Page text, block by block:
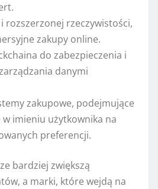
rozszerzonej rzeczywistości,
zakupy online.
do zabezpieczenia i
danymi
zakupowe, podejmujące
w imieniu użytkownika na
preferencji.
bardziej zwiększą
a marki, które wejdą na